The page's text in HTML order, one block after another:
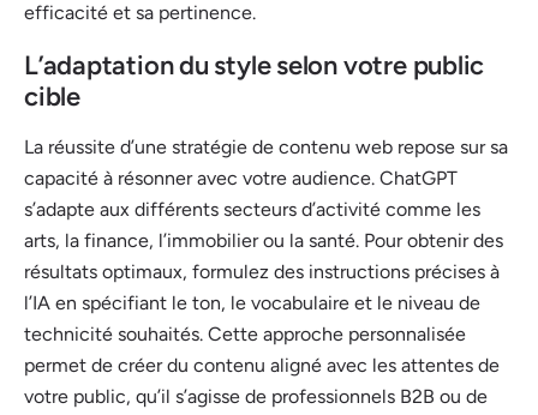
efficacité et sa pertinence.
L’adaptation du style selon votre public
cible
La réussite d’une stratégie de contenu web repose sur sa
capacité à résonner avec votre audience. ChatGPT
s’adapte aux différents secteurs d’activité comme les
arts, la finance, l’immobilier ou la santé. Pour obtenir des
résultats optimaux, formulez des instructions précises à
l’IA en spécifiant le ton, le vocabulaire et le niveau de
technicité souhaités. Cette approche personnalisée
permet de créer du contenu aligné avec les attentes de
votre public, qu’il s’agisse de professionnels B2B ou de